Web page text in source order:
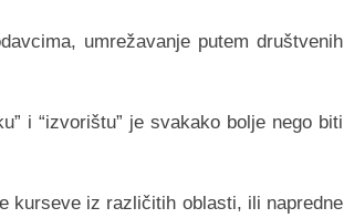
umrežavanje putem društvenih
i “izvorištu” je svakako bolje nego biti
kurseve iz različitih oblasti, ili napredne